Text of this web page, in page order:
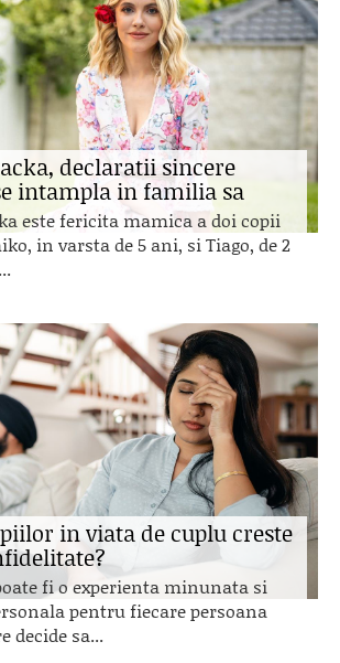
declaratii sincere
intampla in familia sa
este fericita mamica a doi copii
in varsta de 5 ani, si Tiago, de 2
in viata de cuplu creste
fi o experienta minunata si
pentru fiecare persoana
decide sa...